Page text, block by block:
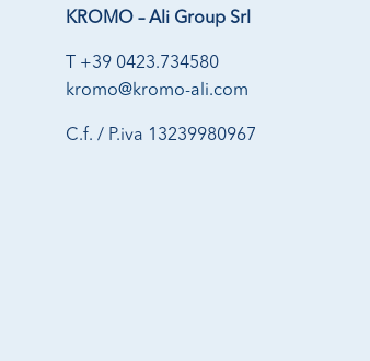
KROMO – Ali Group Srl
T +39 0423.734580
kromo@kromo-ali.com
C.f. / P.iva 13239980967